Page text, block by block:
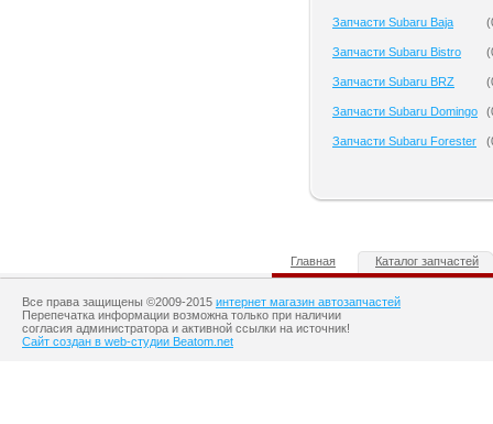
Запчасти Subaru Baja (
Запчасти Subaru Bistro (
Запчасти Subaru BRZ (
Запчасти Subaru Domingo (
Запчасти Subaru Forester (
Главная Каталог запчастей
Все права защищены ©2009-2015 интернет магазин автозапчастей
Перепечатка информации возможна только при наличии
согласия администратора и активной ссылки на источник!
Сайт создан в web-студии Beatom.net